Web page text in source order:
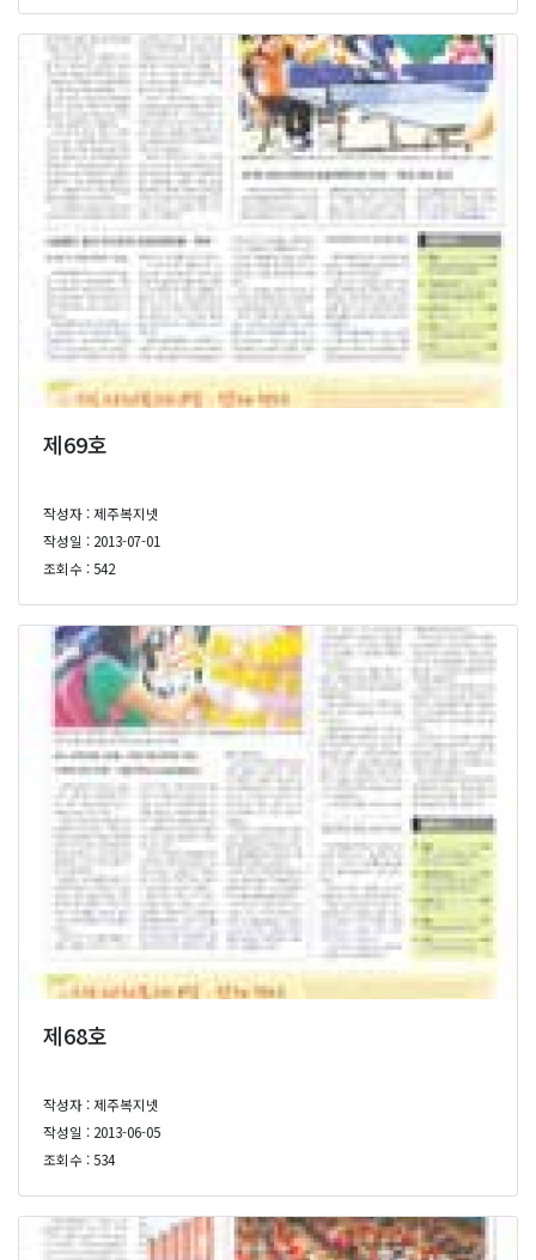
제69호
작성자 : 제주복지넷
작성일 : 2013-07-01
조회수 : 542
제68호
작성자 : 제주복지넷
작성일 : 2013-06-05
조회수 : 534